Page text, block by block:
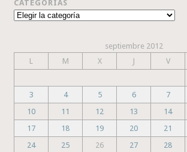
CATEGORÍAS
Categorías
septiembre 2012
L
M X J V
3
4 5 6 7
10
11 12 13 14
17
18 19 20 21
24
25 26 27 28